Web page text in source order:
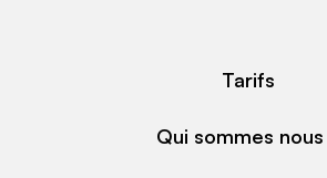
Tarifs
Qui sommes